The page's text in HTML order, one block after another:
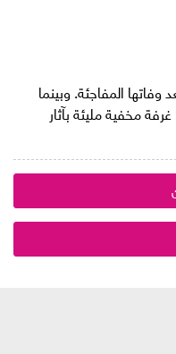
المفاجئة. وبينما
مخفية مليئة بآثار